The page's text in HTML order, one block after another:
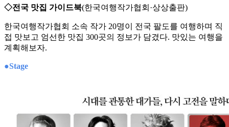
◇전국 맛집 가이드북(한국여행작가협회·상상출판)
한국여행작가협회 소속 작가 20명이 전국 팔도를 여행하며 직
접 맛보고 엄선한 맛집 300곳의 정보가 담겼다. 맛있는 여행을
계획해보자.
●Stage